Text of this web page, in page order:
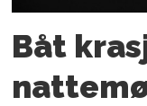
Båt